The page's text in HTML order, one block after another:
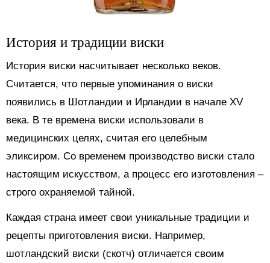
История и традиции виски
История виски насчитывает несколько веков.
Считается, что первые упоминания о виски
появились в Шотландии и Ирландии в начале XV
века. В те времена виски использовали в
медицинских целях, считая его целебным
эликсиром. Со временем производство виски стало
настоящим искусством, а процесс его изготовления –
строго охраняемой тайной.
Каждая страна имеет свои уникальные традиции и
рецепты приготовления виски. Например,
шотландский виски (скотч) отличается своим